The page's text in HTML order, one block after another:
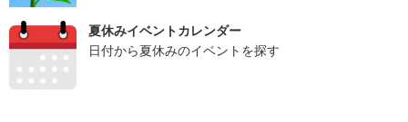
夏休みイベントカレンダー
日付から夏休みのイベントを探す